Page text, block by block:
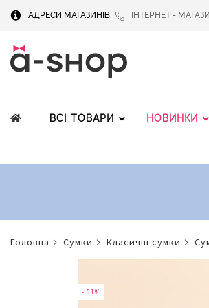
АДРЕСИ МАГАЗИНІВ ІНТЕРНЕТ -
ВСІ ТОВАРИ НОВИНКИ
головна сумки класичні сумки
кінця
- 61%
- 61%